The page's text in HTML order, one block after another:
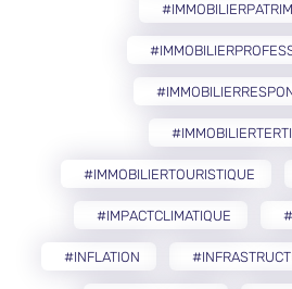
#IMMOBILIERTOURISTIQUE
#IMPACTCLIMATIQUE
#INFLATION